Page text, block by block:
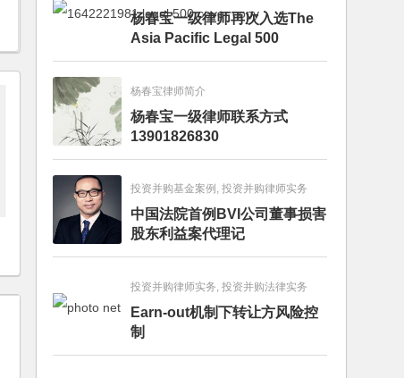
杨春宝一级律师再次入选The
Asia Pacific Legal 500
杨春宝律师简介
杨春宝一级律师联系方式
13901826830
投资并购基金案例, 投资并购律师实务
中国法院首例BVI公司董事损害
股东利益案代理记
投资并购律师实务, 投资并购法律实务
Earn-out机制下转让方风险控
制